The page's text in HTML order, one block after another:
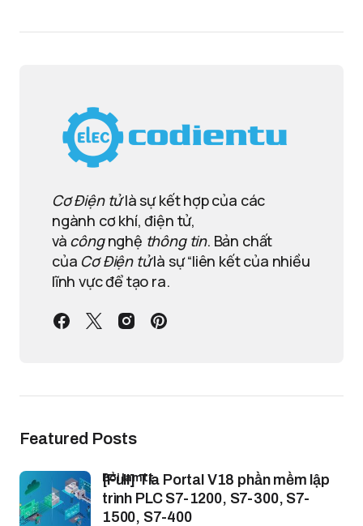
Cơ Điện tửlà sự kết hợp của các
ngành cơ khí, điện tử,
và côngnghệ thông tin. Bản chất
của Cơ Điện tửlà sự “liên kết của nhiều
lĩnh vực để tạo ra.
Featured Posts
[Full] Tia Portal V18 phần mềm lập
trình PLC S7-1200, S7-300, S7-
1500, S7-400
bởi lamtt